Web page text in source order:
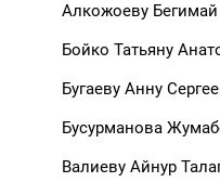
Алкожоеву Бегимай
Бойко Татьяну
Бугаеву Анну
Бусурманова
Валиеву Айнур